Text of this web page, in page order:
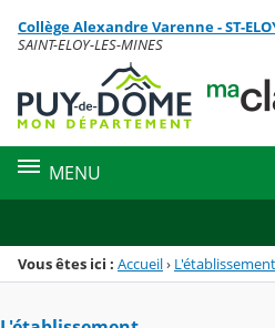
Menu de la rubrique
Contenu
Collège Alexandre Varenne - ST-
SAINT-ELOY-LES-MINES
MENU
Vous êtes ici : Accueil› L'établissement